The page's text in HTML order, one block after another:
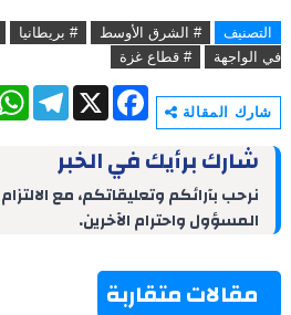
التصنيف # الشرق الأوسط # بريطانيا
في الواجهة
# قطاع غزة
شارك المقالة
W
h
p
T
e
g
a
X
F
a
b
o
k
شارك برأيك في الخبر
نرحب بآرائكم وتعليقاتكم، مع
المسؤول واحترام الآخرين.
مقالات متقاربة